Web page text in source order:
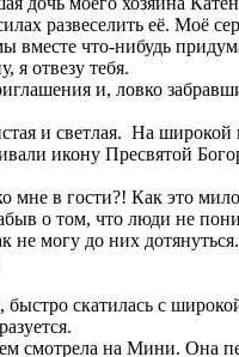
развеселить её. Моё
что-нибудь
я отвезу тебя.
и, ловко
и светлая. На
икону Пресвятой
в гости?! Как это
о том, что люди не
могу до них
скатилась с
смотрела на Мини. Она